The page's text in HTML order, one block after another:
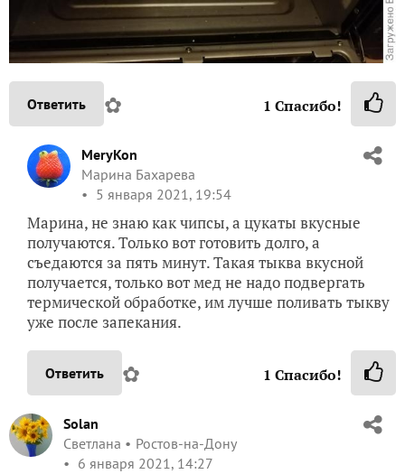
Ответить ✿ 1 Спасибо!
MeryKon
Марина Бахарева
5 января 2021, 19:54
Марина, не знаю как чипсы, а цукаты вкусные
получаются. Только вот готовить долго, а
съедаются за пять минут. Такая тыква вкусной
получается, только вот мед не надо подвергать
термической обработке, им лучше поливать тыкву
уже после запекания.
Ответить ✿ 1 Спасибо!
Solan
Светлана
Ростов-на-Дону
6 января 2021, 14:27